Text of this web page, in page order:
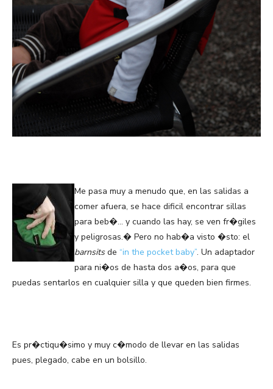
Me pasa muy a menudo que, en las salidas a
comer afuera, se hace dificil encontrar sillas
para beb�… y cuando las hay, se ven fr�giles
y peligrosas.� Pero no hab�a visto �sto: el
barnsitsde “in the pocket baby”. Un adaptador
para ni�os de hasta dos a�os, para que
puedas sentarlos en cualquier silla y que queden bien firmes.
Es pr�ctiqu�simo y muy c�modo de llevar en las salidas
pues, plegado, cabe en un bolsillo.